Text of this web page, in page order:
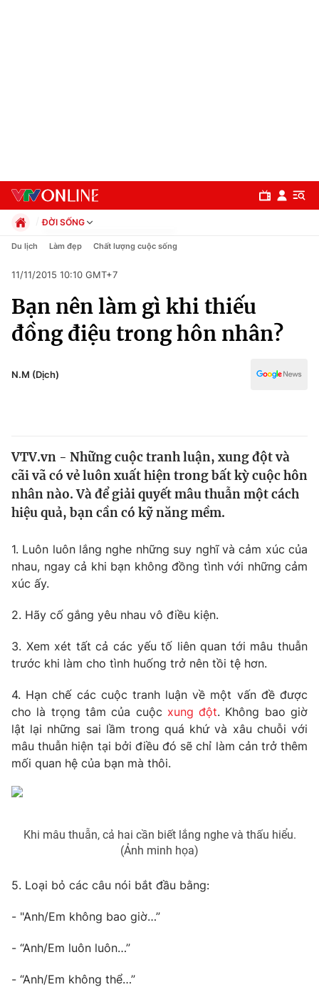
Chuyên mục
Chính trị
Thế giới
Tin tức
Thế giới đó đây
Câu chuyện quốc tế
Tài chính
Thị trường
Góc doanh nghiệp
Dữ liệu và đời sống
Truyền hình
Phim VTV
Hậu trường
Nhân vật
Khán giả
Giải sao mai
Giải trí
Âm nhạc
Sao
Đời sống
Du lịch
Làm đẹp
Chất lượng cuộc sống
Giáo dục
Tuyển sinh
Học trực tuyến
Sản phẩm
Tư vấn
Chuyên mục khác
Emagazine
Photo
ĐỜI SỐNG
Chính trị
Pháp luật
Kinh tế
Thể thao
Truyền hình
Y tế
Du lịch Làm đẹp Chất lượng cuộc sống
11/11/2015 10:10 GMT+7
Bạn nên làm gì khi thiếu
đồng điệu trong hôn nhân?
N.M (Dịch)
VTV.vn - Những cuộc tranh luận, xung đột và
cãi vã có vẻ luôn xuất hiện trong bất kỳ cuộc hôn
nhân nào. Và để giải quyết mâu thuẫn một cách
hiệu quả, bạn cần có kỹ năng mềm.
1. Luôn luôn lắng nghe những suy nghĩ và cảm xúc của
nhau, ngay cả khi bạn không đồng tình với những cảm
xúc ấy.
2. Hãy cố gắng yêu nhau vô điều kiện.
3. Xem xét tất cả các yếu tố liên quan tới mâu thuẫn
trước khi làm cho tình huống trở nên tồi tệ hơn.
4. Hạn chế các cuộc tranh luận về một vấn đề được
cho là trọng tâm của cuộc xung đột. Không bao giờ
lật lại những sai lầm trong quá khứ và xâu chuỗi với
mâu thuẫn hiện tại bởi điều đó sẽ chỉ làm cản trở thêm
mối quan hệ của bạn mà thôi.
Khi mâu thuẫn, cả hai cần biết lắng nghe và thấu hiểu.
(Ảnh minh họa)
5. Loại bỏ các câu nói bắt đầu bằng:
- "Anh/Em không bao giờ…”
- “Anh/Em luôn luôn…”
- “Anh/Em không thể…”